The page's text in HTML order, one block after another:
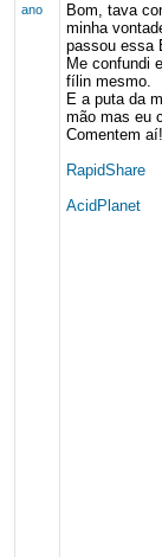
ano
Bom, tava
minha
passou essa
Me confundi
fílin mesmo.
E a puta da
mão mas eu
Comentem
RapidShare
AcidPlanet